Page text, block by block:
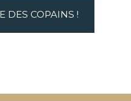
DES COPAINS !